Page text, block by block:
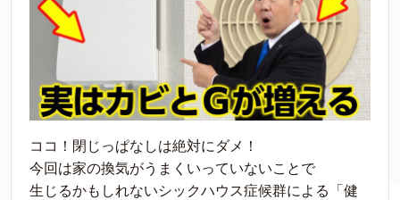
ココ！閉じっぱなしは絶対にダメ！
今回は家の換気がうまくいっていないことで
生じるかもしれないシックハウス症候群による「健